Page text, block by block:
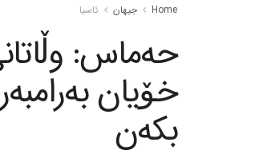
Home جیهان ئاسیا
حەماس:
خۆیان
بکەن